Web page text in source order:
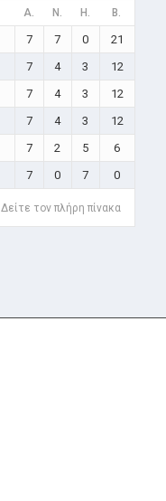
A. N. H. B.
7 7 0
21
7 4 3
12
7 4 3
12
7 4 3
12
7 2 5
6
7 0 7 0
Δείτε τον πλήρη πίνακα